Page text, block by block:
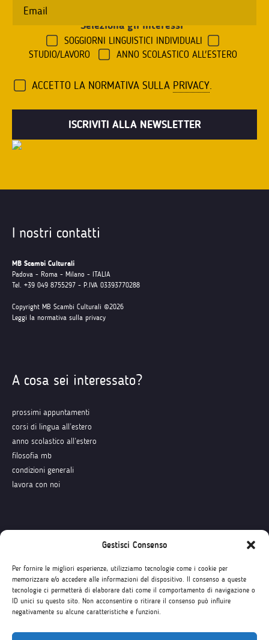
Gestisci Consenso
Per fornire le migliori esperienze, utilizziamo tecnologie come i cookie per
memorizzare e/o accedere alle informazioni del dispositivo. Il consenso a queste
tecnologie ci permetterà di elaborare dati come il comportamento di navigazione o
ID unici su questo sito. Non acconsentire o ritirare il consenso può influire
negativamente su alcune caratteristiche e funzioni.
Seleziona gli interessi
SOGGIORNI LINGUISTICI INDIVIDUALI
STUDIO/LAVORO
ANNO SCOLASTICO ALL'ESTERO
ACCETTO LA NORMATIVA SULLA PRIVACY.
I nostri contatti
MB Scambi Culturali
Padova - Roma - Milano - ITALIA
Tel. +39 049 8755297 - P.IVA 03393770288
Copyright MB Scambi Culturali ©2026
Leggi la normativa sulla privacy
A cosa sei interessato?
prossimi appuntamenti
corsi di lingua all’estero
anno scolastico all’estero
filosofia mb
condizioni generali
lavora con noi